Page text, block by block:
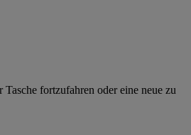
Tasche fortzufahren oder eine neue zu